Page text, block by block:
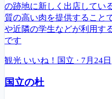
の跡地に新しく出店してい
質の高い肉を提供すること
や近隣の学生などが利用す
です
観光 いいね！国立 · 7月24日
国立の杜